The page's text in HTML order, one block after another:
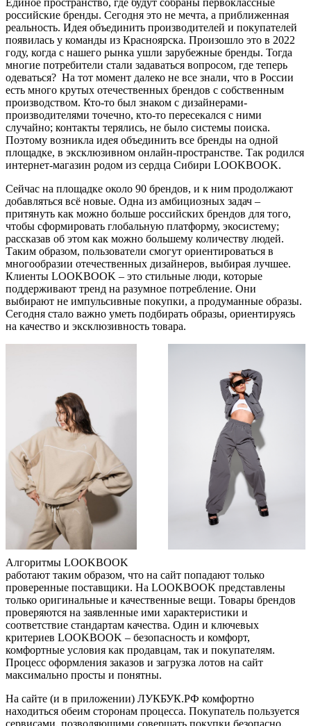
российские бренды. Сегодня это не мечта, а приближенная
реальность. Идея объединить производителей и покупателей
появилась у команды из Красноярска. Произошло это в 2022
году, когда с нашего рынка ушли зарубежные бренды. Тогда
многие потребители стали задаваться вопросом, где теперь
одеваться? На тот момент далеко не все знали, что в России
есть много крутых отечественных брендов с собственным
производством. Кто-то был знаком с дизайнерами-
производителями точечно, кто-то пересекался с ними
случайно; контакты терялись, не было системы поиска.
Поэтому возникла идея объединить все бренды на одной
площадке, в эксклюзивном онлайн-пространстве. Так родился
интернет-магазин родом из сердца Сибири LOOKBOOK.
Cейчас на площадке около 90 брендов, и к ним продолжают
добавляться всё новые. Одна из амбициозных задач –
притянуть как можно больше российских брендов для того,
чтобы сформировать глобальную платформу, экосистему;
рассказав об этом как можно большему количеству людей.
Таким образом, пользователи смогут ориентироваться в
многообразии отечественных дизайнеров, выбирая лучшее.
Клиенты LOOKBOOK – это стильные люди, которые
поддерживают тренд на разумное потребление. Они
выбирают не импульсивные покупки, а продуманные образы.
Сегодня стало важно уметь подбирать образы, ориентируясь
на качество и эксклюзивность товара.
Алгоритмы LOOKBOOK
работают таким образом, что на сайт попадают только
проверенные поставщики. На LOOKBOOK представлены
только оригинальные и качественные вещи. Товары брендов
проверяются на заявленные ими характеристики и
соответствие стандартам качества. Один и ключевых
критериев LOOKBOOK – безопасность и комфорт,
комфортные условия как продавцам, так и покупателям.
Процесс оформления заказов и загрузка лотов на сайт
максимально просты и понятны.
На сайте (и в приложении) ЛУКБУК.РФ комфортно
находиться обеим сторонам процесса. Покупатель пользуется
сервисами, позволяющими совершать покупки безопасно,